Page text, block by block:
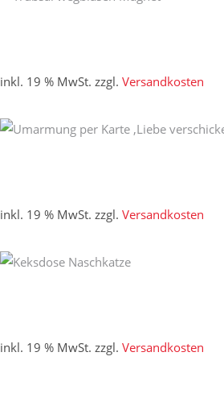
inkl. 19 % MwSt. zzgl. Versandkosten
inkl. 19 % MwSt. zzgl. Versandkosten
inkl. 19 % MwSt. zzgl. Versandkosten